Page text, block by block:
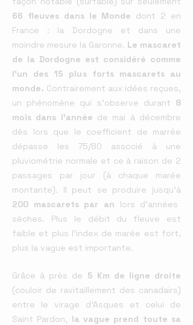
66 fleuves dans le Monde dont 2 en
France : la Dordogne et dans une
moindre mesure la Garonne. Le mascaret
de la Dordogne est considéré comme
l'un des 15 plus forts mascarets au
monde. Contrairement aux idées reçues,
un phénomène qui s'observe durant 8
mois dans l'année de mai à décembre
dès lors que le coefficient de marrée
dépasse les 75/80 associé à une
pluviométrie normale et ce à raison de 2
passages par jour (à chaque marée
montante). Il peut se produire jusqu'à
200 mascarets par an lors d'années
sèches. Plus le débit du fleuve est
faible et plus l'index de marée est fort,
plus la vague est importante.
Grâce à près de 5 Km de ligne droite
(couloir de ravitaillement des canadairs)
entre le virage d'Asques et celui de
Saint Pardon, la vague prend toute sa